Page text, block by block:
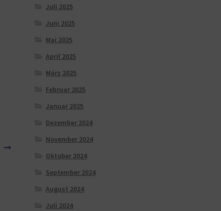
Juli 2025
Juni 2025
Mai 2025
April 2025
März 2025
Februar 2025
Januar 2025
Dezember 2024
November 2024
Oktober 2024
September 2024
August 2024
Juli 2024